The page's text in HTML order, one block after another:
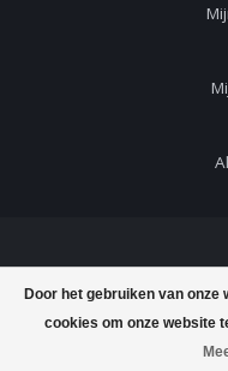
Door het gebruiken van
cookies om onze website
© Copyright 2026 Axeswar